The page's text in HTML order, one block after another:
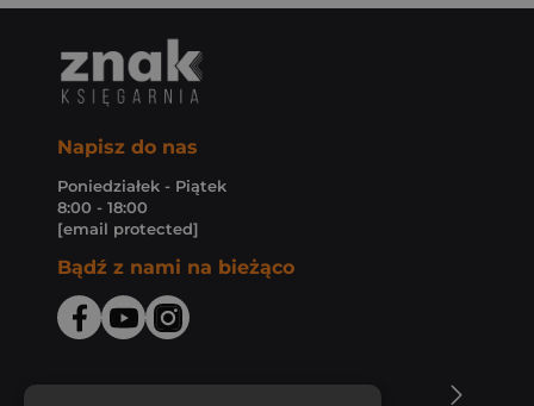
Napisz do nas
Poniedziałek - Piątek
8:00 - 18:00
[email protected]
Bądź z nami na bieżąco